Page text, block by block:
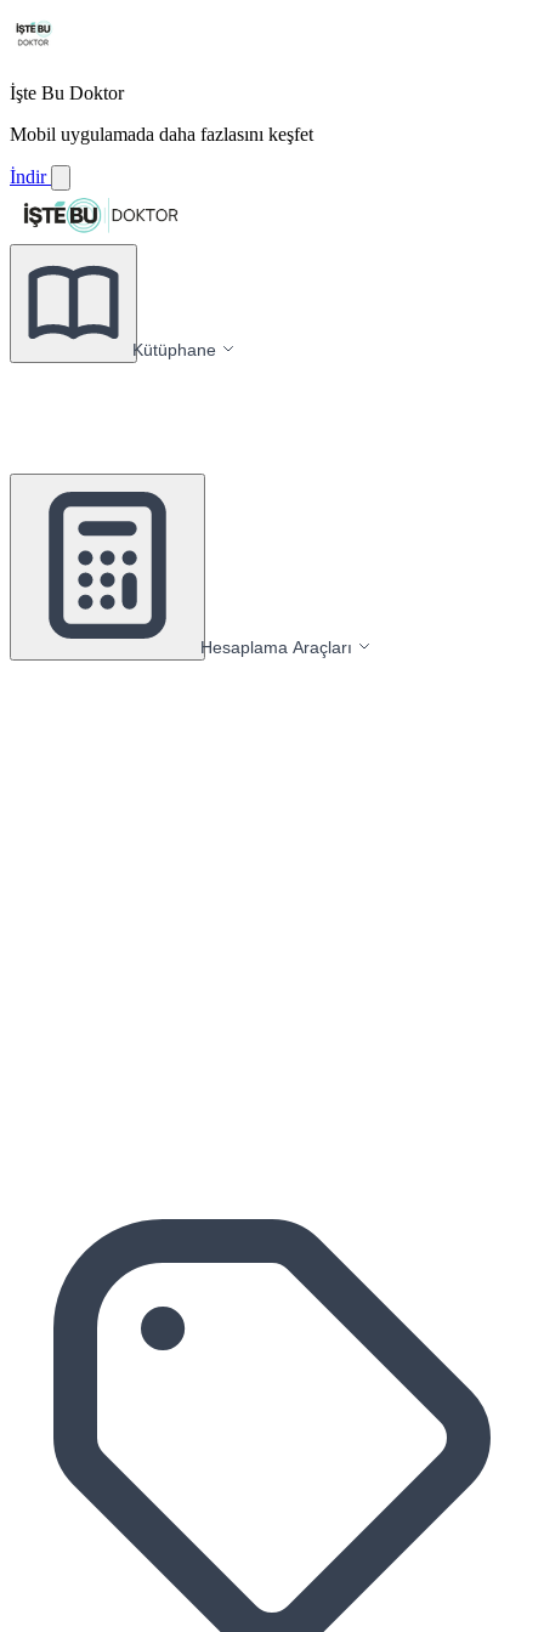
İşte Bu Doktor
Mobil uygulamada daha fazlasını keşfet
İndir
Kütüphane
Hesaplama Araçları